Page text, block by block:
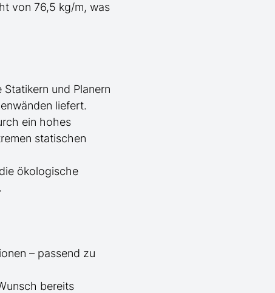
von 76,5 kg/m, was
Statikern und Planern
liefert.
ein hohes
statischen
ökologische
– passend zu
bereits